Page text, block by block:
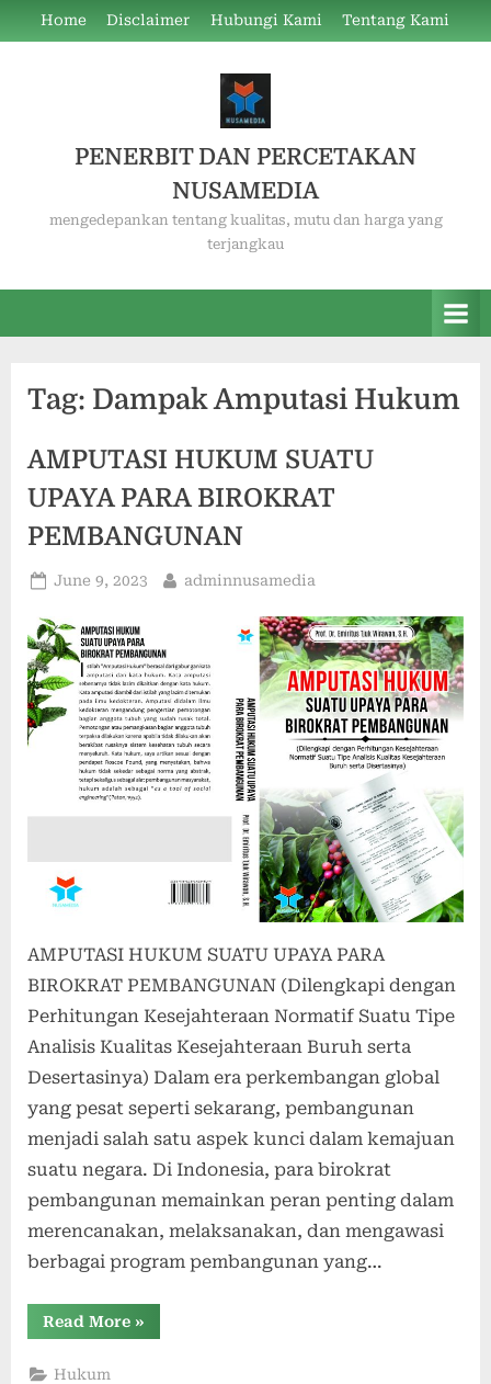
to
Home Disclaimer Hubungi Kami Tentang Kami
PENERBIT DAN PERCETAKAN
NUSAMEDIA
mengedepankan tentang kualitas, mutu dan harga yang
terjangkau
Tag: Dampak Amputasi Hukum
AMPUTASI HUKUM SUATU
UPAYA PARA BIROKRAT
PEMBANGUNAN
Posted
June 9, 2023 By
adminnusamedia
AMPUTASI HUKUM SUATU UPAYA PARA
BIROKRAT PEMBANGUNAN (Dilengkapi dengan
Perhitungan Kesejahteraan Normatif Suatu Tipe
Analisis Kualitas Kesejahteraan Buruh serta
Desertasinya) Dalam era perkembangan global
yang pesat seperti sekarang, pembangunan
menjadi salah satu aspek kunci dalam kemajuan
suatu negara. Di Indonesia, para birokrat
pembangunan memainkan peran penting dalam
merencanakan, melaksanakan, dan mengawasi
berbagai program pembangunan yang…
Read More“AMPUTASI
HUKUM
»
Hukum